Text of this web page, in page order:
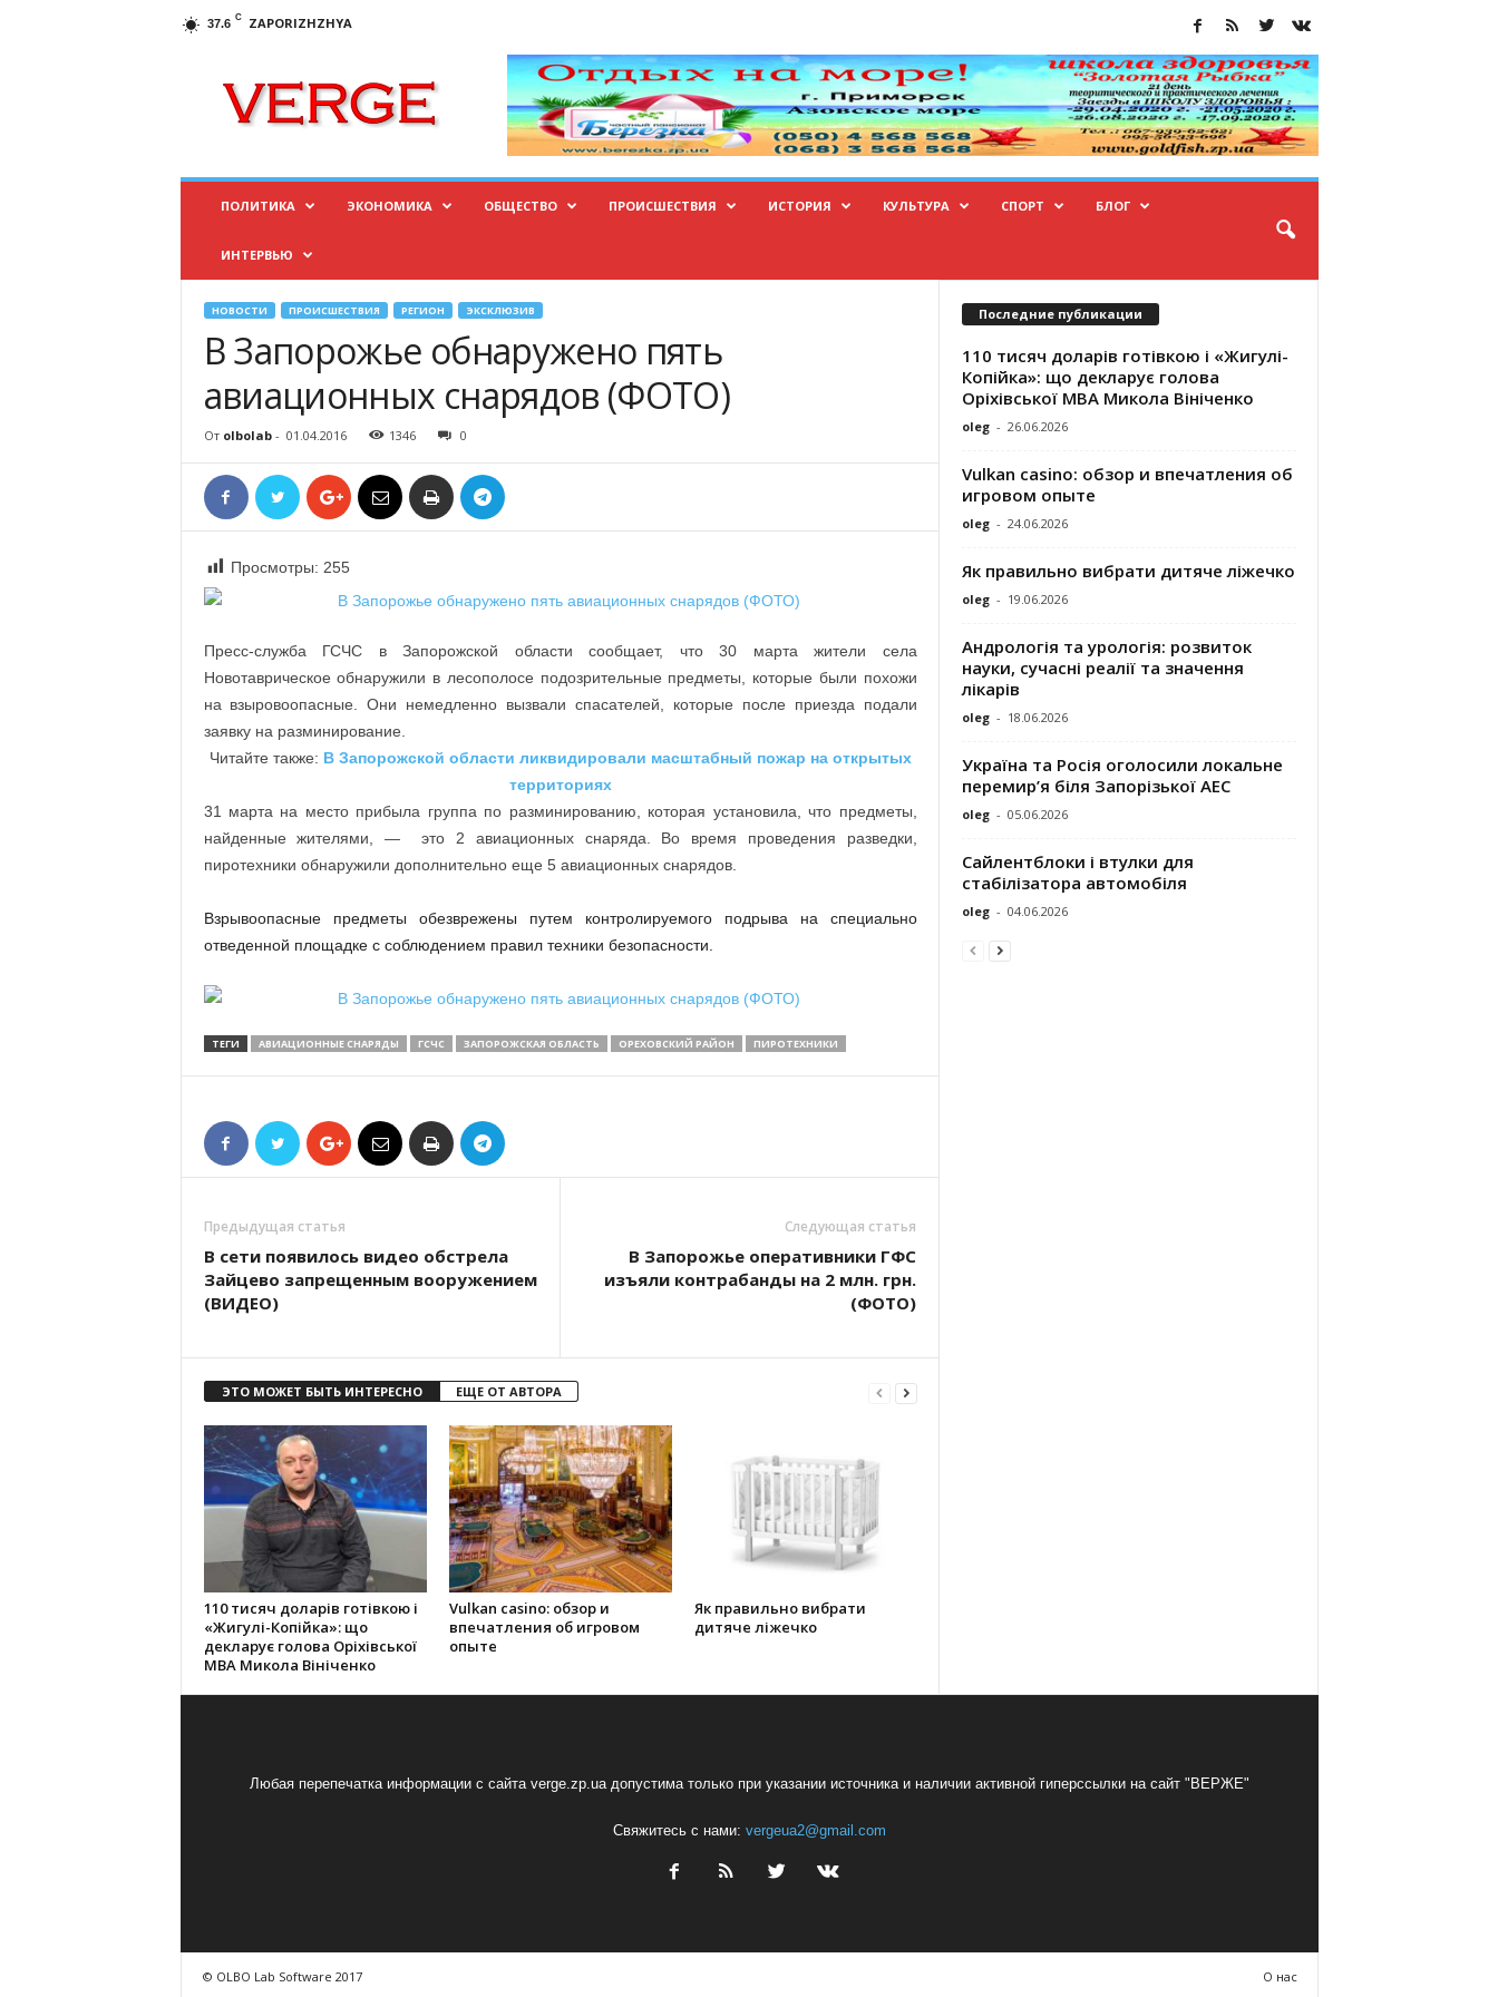
37.6 C
ZAPORIZHZHYA
ПОЛИТИКА ЭКОНОМИКА ОБЩЕСТВО ПРОИСШЕСТВИЯ ИСТОРИЯ КУЛЬТУРА СПОРТ БЛОГ
ИНТЕРВЬЮ
НОВОСТИ ПРОИСШЕСТВИЯ РЕГИОН ЭКСКЛЮЗИВ
В Запорожье обнаружено пять
авиационных снарядов (ФОТО)
От olbolab- 01.04.2016 1346 0
Просмотры: 255
Пресс-служба ГСЧС в Запорожской области сообщает, что 30 марта жители села
Новотаврическое обнаружили в лесополосе подозрительные предметы, которые были похожи
на взыровоопасные. Они немедленно вызвали спасателей, которые после приезда подали
заявку на разминирование.
Читайте также: В Запорожской области ликвидировали масштабный пожар на открытых
территориях
31 марта на место прибыла группа по разминированию, которая установила, что предметы,
найденные жителями, — это 2 авиационных снаряда. Во время проведения разведки,
пиротехники обнаружили дополнительно еще 5 авиационных снарядов.
Взрывоопасные предметы обезврежены путем контролируемого подрыва на специально
отведенной площадке с соблюдением правил техники безопасности.
ТЕГИ АВИАЦИОННЫЕ СНАРЯДЫ ГСЧС ЗАПОРОЖСКАЯ ОБЛАСТЬ ОРЕХОВСКИЙ РАЙОН ПИРОТЕХНИКИ
Предыдущая статья
В сети появилось видео обстрела
Зайцево запрещенным вооружением
(ВИДЕО)
Следующая статья
В Запорожье оперативники ГФС
изъяли контрабанды на 2 млн. грн.
(ФОТО)
ЭТО МОЖЕТ БЫТЬ ИНТЕРЕСНО ЕЩЕ ОТ АВТОРА
110 тисяч доларів готівкою і
«Жигулі-Копійка»: що
декларує голова Оріхівської
МВА Микола Вініченко
Vulkan casino: обзор и
впечатления об игровом
опыте
Як правильно вибрати
дитяче ліжечко
Последние публикации
110 тисяч доларів готівкою і «Жигулі-
Копійка»: що декларує голова
Оріхівської МВА Микола Вініченко
oleg - 26.06.2026
Vulkan casino: обзор и впечатления об
игровом опыте
oleg - 24.06.2026
Як правильно вибрати дитяче ліжечко
oleg - 19.06.2026
Андрологія та урологія: розвиток
науки, сучасні реалії та значення
лікарів
oleg - 18.06.2026
Україна та Росія оголосили локальне
перемир’я біля Запорізької АЕС
oleg - 05.06.2026
Сайлентблоки і втулки для
стабілізатора автомобіля
oleg - 04.06.2026
Любая перепечатка информации с сайта verge.zp.ua допустима только при указании источника и наличии активной гиперссылки на сайт "ВЕРЖЕ"
Свяжитесь с нами: vergeua2@gmail.com
О нас
© OLBO Lab Software 2017